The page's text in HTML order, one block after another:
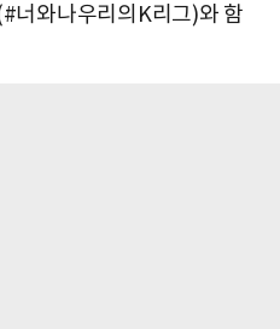
너와나우리의K리그)와 함